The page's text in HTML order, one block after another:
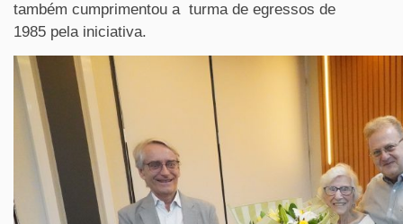
também cumprimentou a turma de egressos de
1985 pela iniciativa.